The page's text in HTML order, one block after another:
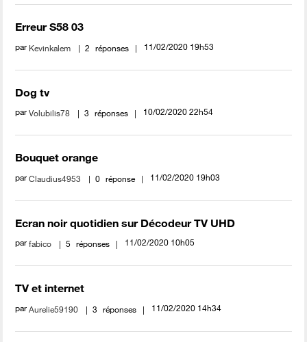
Erreur S58 03
par Kevinkalem 2 réponses ‎11/02/2020 19h53
Dog tv
parVolubilis78 3 réponses ‎10/02/2020 22h54
Bouquet orange
parClaudius4953 0 réponse ‎11/02/2020 19h03
Ecran noir quotidien sur Décodeur TV UHD
parfabico 5 réponses ‎11/02/2020 10h05
TV et internet
parAurelie59190 3 réponses ‎11/02/2020 14h34